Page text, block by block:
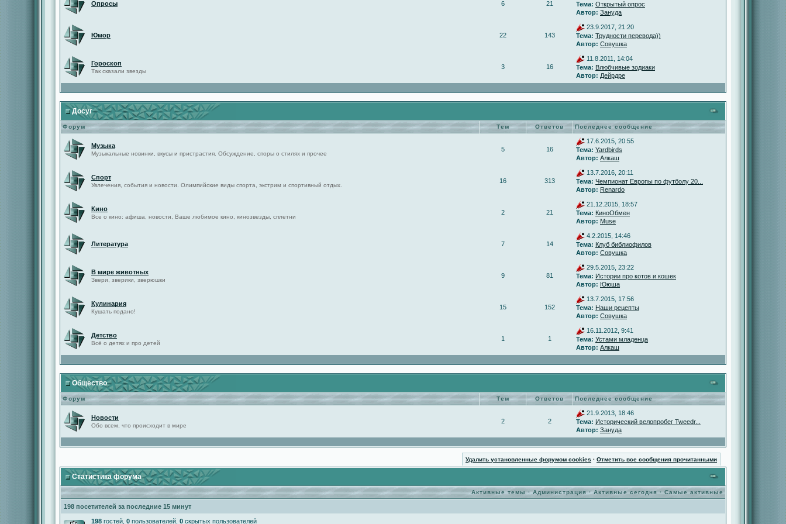
Опросы 6 21
Тема: Открытый опрос
Автор: Зануда
Юмор 22 143
23.9.2017, 21:20
Тема: Трудности перевода))
Автор: Совушка
Гороскоп
Так сказали звезды
3 16
11.8.2011, 14:04
Тема: Влюбчивые зодиаки
Автор: Дейрдре
Досуг
Форум Тем Ответов Последнее сообщение
Музыка
Музыкальные новинки, вкусы и пристрастия. Обсуждение, споры о стилях и прочее
5 16
17.6.2015, 20:55
Тема: Yardbirds
Автор: Алкаш
Спорт
Увлечения, события и новости. Олимпийские виды спорта, экстрим и спортивный отдых.
16 313
13.7.2016, 20:11
Тема: Чемпионат Европы по футболу 20...
Автор: Renardo
Кино
Все о кино: афиша, новости, Ваше любимое кино, кинозвезды, сплетни
2 21
21.12.2015, 18:57
Тема: КиноОбмен
Автор: Muse
Литература 7 14
4.2.2015, 14:46
Тема: Клуб библиофилов
Автор: Совушка
В мире животных
Звери, зверики, зверюшки
9 81
29.5.2015, 23:22
Тема: Истории про котов и кошек
Автор: Ююша
Кулинария
Кушать подано!
15 152
13.7.2015, 17:56
Тема: Наши рецепты
Автор: Совушка
Детство
Всё о детях и про детей
1 1
16.11.2012, 9:41
Тема: Устами младенца
Автор: Алкаш
Общество
Форум Тем Ответов Последнее сообщение
Новости
Обо всем, что происходит в мире
2 2
21.9.2013, 18:46
Тема: Исторический велопробег Tweedr...
Автор: Зануда
Удалить установленные форумом cookies · Отметить все сообщения прочитанными
Статистика форума
Активные темы·Администрация·Активные сегодня · Самые активные
198 посетителей за последние 15 минут
198 гостей, 0 пользователей, 0 скрытых пользователей